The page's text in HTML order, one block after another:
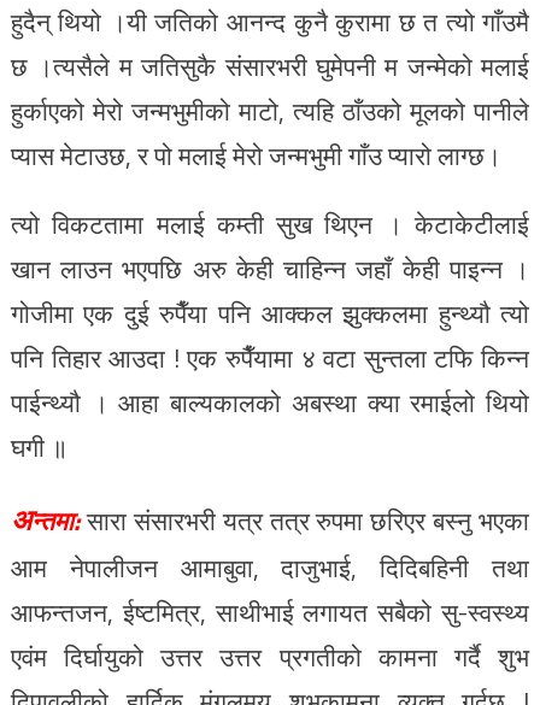
हुदैन् थियो ।यी जतिको आनन्द कुनै कुरामा छ त त्यो गाँउमै
छ ।त्यसैले म जतिसुकै संसारभरी घुमेपनी म जन्मेको मलाई
हुर्काएको मेरो जन्मभुमीको माटो, त्यहि ठाँउको मूलको पानीले
प्यास मेटाउछ, र पो मलाई मेरो जन्मभुमी गाँउ प्यारो लाग्छ।
त्यो विकटतामा मलाई कम्ती सुख थिएन । केटाकेटीलाई
खान लाउन भएपछि अरु केही चाहिन्न जहाँ केही पाइन्न ।
गोजीमा एक दुई रुपैँया पनि आक्कल झुक्कलमा हुन्थ्यौ त्यो
पनि तिहार आउदा ! एक रुपैँयामा ४ वटा सुन्तला टफि किन्न
पाईन्थ्यौ । आहा बाल्यकालको अबस्था क्या रमाईलो थियो
घगी ॥
अन्तमा:सारा संसारभरी यत्र तत्र रुपमा छरिएर बस्नु भएका
आम नेपालीजन आमाबुवा, दाजुभाई, दिदिबहिनी तथा
आफन्तजन, ईष्टमित्र, साथीभाई लगायत सबैको सु-स्वस्थ्य
एवंम दिर्घायुको उत्तर उत्तर प्रगतीको कामना गर्दै शुभ